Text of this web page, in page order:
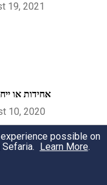
19, 2021
אחידות או
10, 2020
אמת
10, 2020
possible on
Learn More.